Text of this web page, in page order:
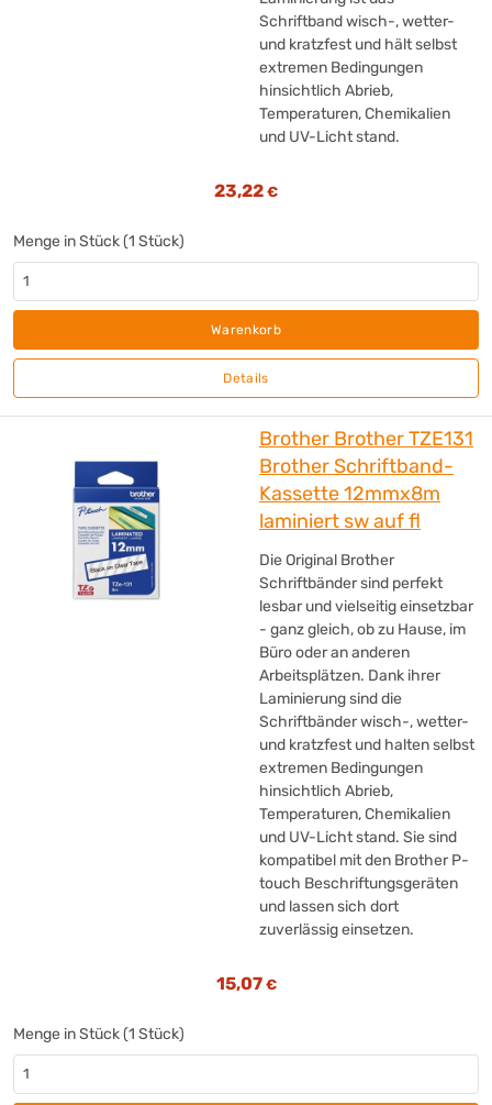
Zebra Technologies(+4)
Schriftband wisch-, wetter-
und kratzfest und hält selbst
extremen Bedingungen
hinsichtlich Abrieb,
Temperaturen, Chemikalien
und UV-Licht stand.
23,22 €
Menge in Stück (1 Stück)
Warenkorb
Details
Brother Brother TZE131
Brother Schriftband-
Kassette 12mmx8m
laminiert sw auf fl
Die Original Brother
Schriftbänder sind perfekt
lesbar und vielseitig einsetzbar
- ganz gleich, ob zu Hause, im
Büro oder an anderen
Arbeitsplätzen. Dank ihrer
Laminierung sind die
Schriftbänder wisch-, wetter-
und kratzfest und halten selbst
extremen Bedingungen
hinsichtlich Abrieb,
Temperaturen, Chemikalien
und UV-Licht stand. Sie sind
kompatibel mit den Brother P-
touch Beschriftungsgeräten
und lassen sich dort
zuverlässig einsetzen.
15,07€
Menge in Stück (1 Stück)